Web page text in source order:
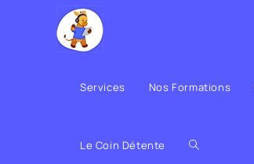
Services Nos Formations
Le Coin Détente